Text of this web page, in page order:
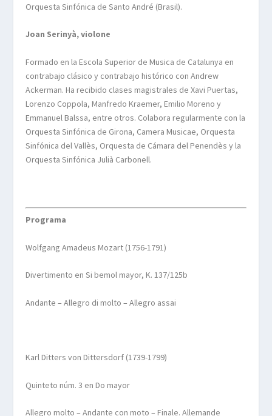
Orquesta Sinfónica de Santo André (Brasil).
Joan Serinyà, violone
Formado en laEscola Superior deMusica de Catalunya en
contrabajo clásico y contrabajo histórico con Andrew
Ackerman. Ha recibido clases magistrales de Xavi Puertas,
Lorenzo Coppola,Manfredo Kraemer, Emilio Moreno y
EmmanuelBalssa, entre otros. Colabora regularmente con la
Orquesta Sinfónica de Girona, CameraMusicae, Orquesta
Sinfónica delVallès, Orquesta de Cámara delPenendès y la
Orquesta Sinfónica Julià Carbonell.
Programa
Wolfgang Amadeus Mozart (1756-1791)
Divertimento en Si bemol mayor, K. 137/125b
Andante – Allegro dimolto – Allegro assai
KarlDitters vonDittersdorf (1739-1799)
Quinteto núm. 3 en Do mayor
Allegromolto – Andante con moto –Finale.Allemande